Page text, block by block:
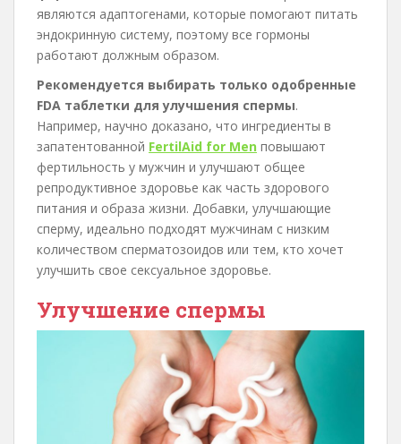
являются адаптогенами, которые помогают питать
эндокринную систему, поэтому все гормоны
работают должным образом.
Рекомендуется выбирать только одобренные
FDA таблетки для улучшения спермы.
Например, научно доказано, что ингредиенты в
запатентованной FertilAid for Men повышают
фертильность у мужчин и улучшают общее
репродуктивное здоровье как часть здорового
питания и образа жизни. Добавки, улучшающие
сперму, идеально подходят мужчинам с низким
количеством сперматозоидов или тем, кто хочет
улучшить свое сексуальное здоровье.
Улучшение спермы